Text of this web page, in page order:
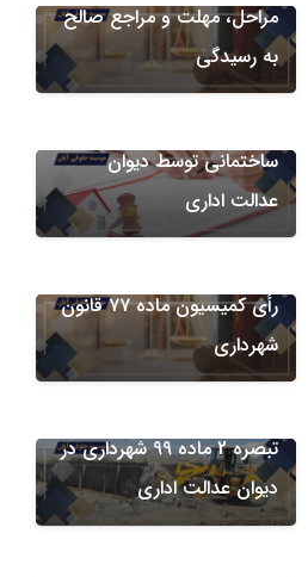
مراحل، مهلت و مراجع صالح
به رسیدگی
دعاوی علیه شهرداری
دعاوی دیوان عدالت اداری
ساختمانی توسط دیوان
عدالت اداری
دعاوی علیه شهرداری
رأی کمیسیون ماده ۷۷ قانون
شهرداری
کمیسیون های شهرداری
دعاوی دیوان عدالت اداری
تبصره 2 ماده 99 شهرداری در
دیوان عدالت اداری